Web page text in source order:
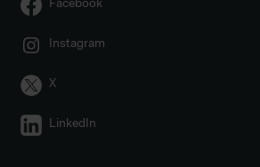
Instagram
X
LinkedIn